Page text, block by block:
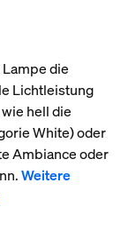
die
Lichtleistung
hell die
White) oder
Ambiance oder
Weitere